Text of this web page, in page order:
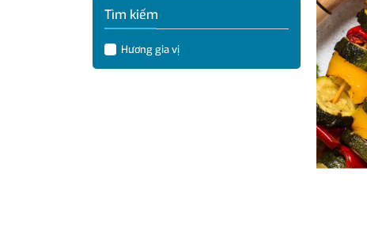
Tìm kiếm
Hương gia vị